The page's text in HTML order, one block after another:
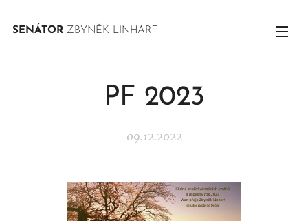
SENÁTOR ZBYNĚK LINHART
PF 2023
09.12.2022